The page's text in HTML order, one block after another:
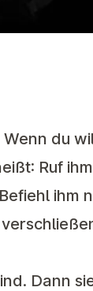
du
Ruf
ihm
Dann